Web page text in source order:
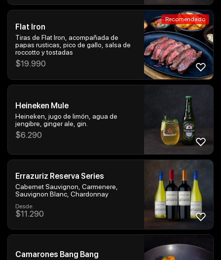
Flat Iron
Tiras de Flat Iron, acompañada de
papas rusticas, pico de gallo, salsa de
roccotto y tostadas
$19.990
Recomendado
Heineken Mule
Heineken, jugo de limón, agua de
jengibre, ginger ale, gin.
$6.290
Errazuriz Reserva Series
Cabernet Sauvignon, Carmenere,
Sauvignon Blanc, Chardonnay
Desde:
$11.290
Camarones Bang Bang